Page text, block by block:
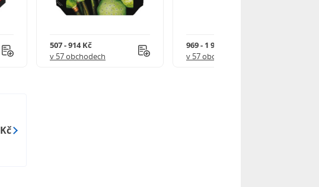
507 - 914 Kč
v 57 obchodech
969 - 1 918 Kč
v 57 obchodech